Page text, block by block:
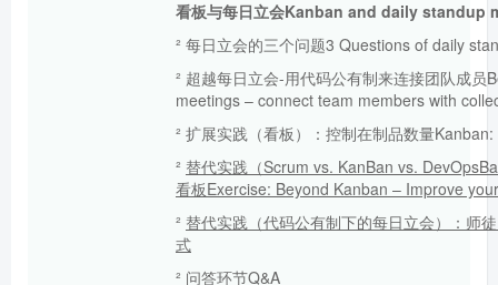
看板与每日立会Kanban and daily standup
² 每日立会的三个问题3 Questions of daily
² 超越每日立会-用代码公有制来连接团队成员
meetings – connect team members with
² 扩展实践（看板）：控制在制品数量
² 替代实践（Scrum vs. KanBan vs.
看板Exercise: Beyond Kanban – Improve
² 替代实践（代码公有制下的每日立会）： 师
式
² 问答环节Q&A